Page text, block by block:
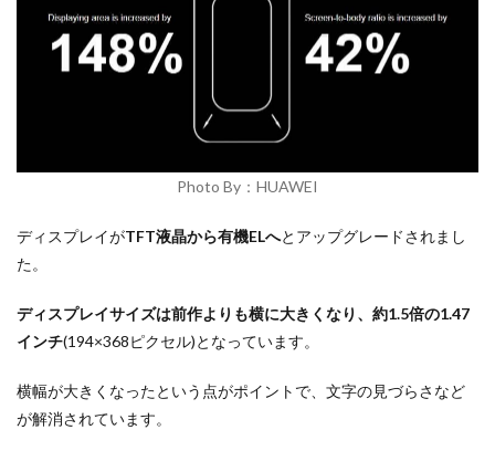
Photo By：HUAWEI
ディスプレイがTFT液晶から有機ELへとアップグレードされまし
た。
ディスプレイサイズは前作よりも横に大きくなり、約1.5倍の1.47
インチ(194×368ピクセル)となっています。
横幅が大きくなったという点がポイントで、文字の見づらさなど
が解消されています。